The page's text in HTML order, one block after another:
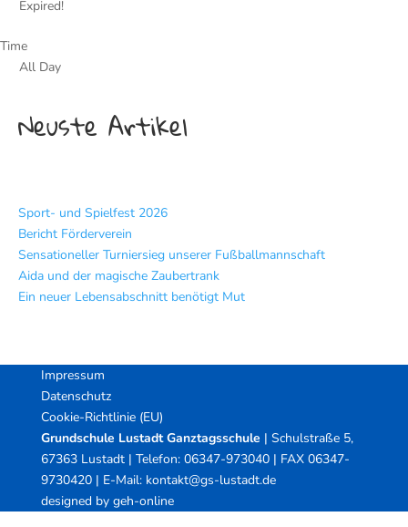
Expired!
Time
All Day
Neuste Artikel
Sport- und Spielfest 2026
Bericht Förderverein
Sensationeller Turniersieg unserer Fußballmannschaft
Aida und der magische Zaubertrank
Ein neuer Lebensabschnitt benötigt Mut
Impressum
Datenschutz
Cookie-Richtlinie (EU)
Grundschule Lustadt Ganztagsschule | Schulstraße 5,
67363 Lustadt | Telefon: 06347-973040 | FAX 06347-
9730420 | E-Mail: kontakt@gs-lustadt.de
designed by geh-online